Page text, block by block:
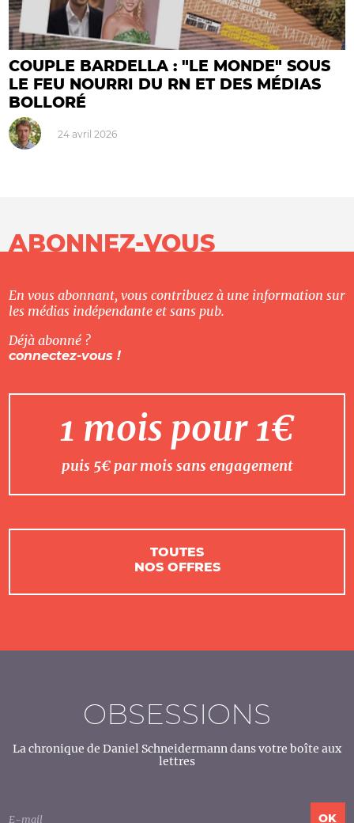
COUPLE BARDELLA : "LE MONDE" SOUS
LE FEU NOURRI DU RN ET DES MÉDIAS
BOLLORÉ
24 avril 2026
ABONNEZ-VOUS
En vous abonnant, vous contribuez à une information sur
les médias indépendante et sans pub.
Déjà abonné ?
connectez-vous !
1 mois pour 1€
puis 5€ par mois sans engagement
TOUTES
NOS OFFRES
OBSESSIONS
La chronique de Daniel Schneidermann dans votre boîte aux
lettres